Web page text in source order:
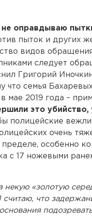
не оправдываю
пыток и других
видов
следует
Григорий
что семья
мае 2019 года –
это
полицейские
очень
особенно
с 17 ножевыми
некую «золотую
считаю, что
основания